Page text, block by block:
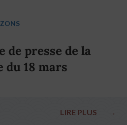
de presse de la
du 18 mars
LIRE PLUS →